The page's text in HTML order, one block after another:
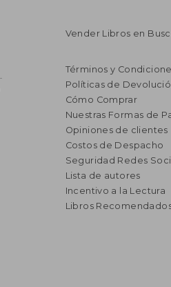
Vender Libros en
Términos y
Políticas de
Cómo Comprar
Nuestras Formas de
Opiniones de clientes
Costos de Despacho
Seguridad Redes
Lista de autores
Incentivo a la Lectura
Libros